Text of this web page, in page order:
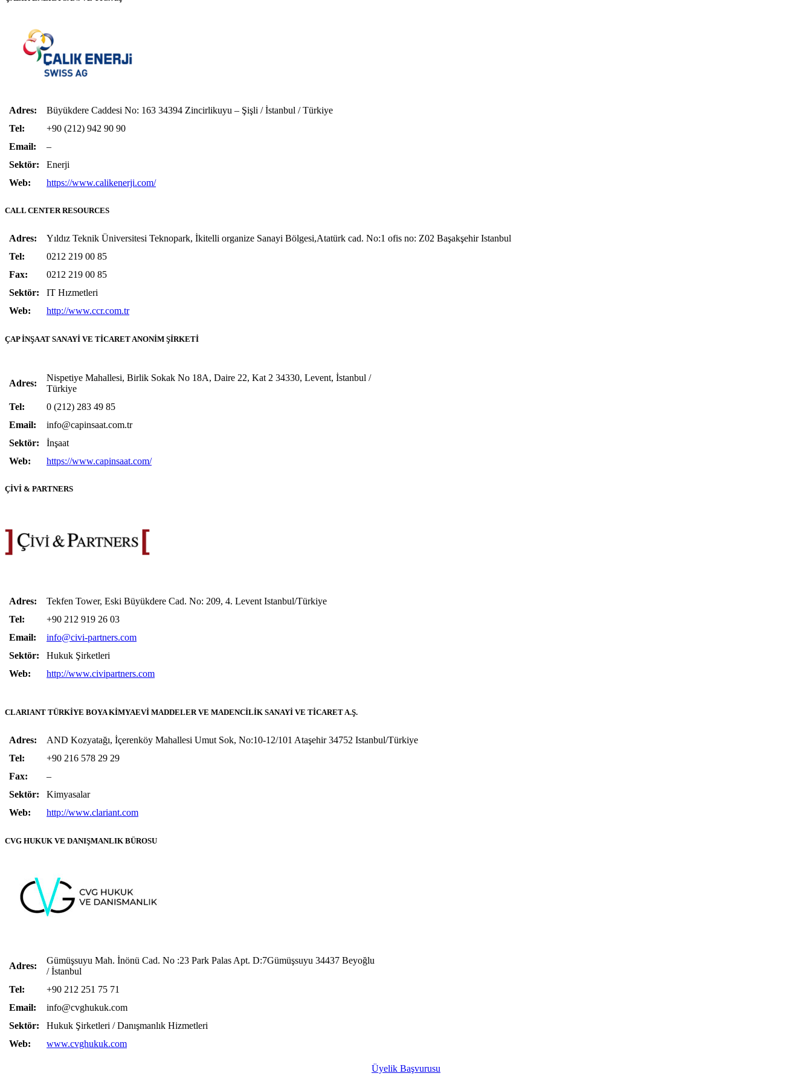
Adres:
Büyükdere Caddesi No: 163 34394 Zincirlikuyu – Şişli / İstanbul / Türkiye
Tel:
+90 (212) 942 90 90
Email:
–
Sektör:
Enerji
Web:
https://www.calikenerji.com/
CALL CENTER RESOURCES
Adres:
Yıldız Teknik Üniversitesi Teknopark, İkitelli organize Sanayi Bölgesi,Atatürk cad. No:1 ofis no: Z02 Başakşehir Istanbul
Tel:
0212 219 00 85
Fax:
0212 219 00 85
Sektör:
IT Hızmetleri
Web:
http://www.ccr.com.tr
ÇAP İNŞAAT SANAYİ VE TİCARET ANONİM ŞİRKETİ
Adres:
Nispetiye Mahallesi, Birlik Sokak No 18A, Daire 22, Kat 2 34330, Levent, İstanbul /
Türkiye
Tel:
0 (212) 283 49 85
Email:
info@capinsaat.com.tr
Sektör:
İnşaat
Web:
https://www.capinsaat.com/
ÇİVİ & PARTNERS
Adres:
Tekfen Tower, Eski Büyükdere Cad. No: 209, 4. Levent Istanbul/Türkiye
Tel:
+90 212 919 26 03
Email:
info@civi-partners.com
Sektör:
Hukuk Şirketleri
Web:
http://www.civipartners.com
CLARIANT TÜRKİYE BOYA KİMYAEVİ MADDELER VE MADENCİLİK SANAYİ VE TİCARET A.Ş.
Adres: AND Kozyatağı, İçerenköy Mahallesi Umut Sok, No:10-12/101 Ataşehir34752 Istanbul/Türkiye
Tel:
+90 216 578 29 29
Fax:
–
Sektör:
Kimyasalar
Web:
http://www.clariant.com
CVG HUKUK VE DANIŞMANLIK BÜROSU
Adres:
Gümüşsuyu Mah. İnönü Cad. No :23 Park Palas Apt. D:7Gümüşsuyu 34437 Beyoğlu
/ İstanbul
Tel:
+90 212 251 75 71
Email:
info@cvghukuk.com
Sektör:
Hukuk Şirketleri / Danışmanlık Hizmetleri
Web:
www.cvghukuk.com
Üyelik Başvurusu